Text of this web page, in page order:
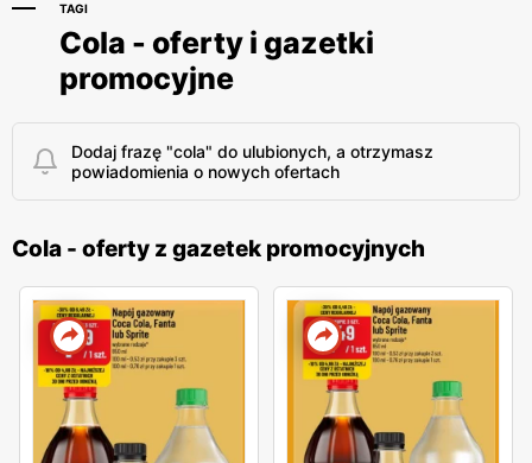
TAGI
Cola - oferty i gazetki
promocyjne
Dodaj frazę "cola" do ulubionych, a otrzymasz
powiadomienia o nowych ofertach
Cola - oferty z gazetek promocyjnych